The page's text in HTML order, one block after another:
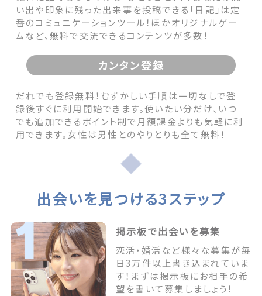
い出や印象に残った出来事を投稿できる「日記」は定
番のコミュニケーションツール！ほかオリジナルゲー
ムなど、無料で交流できるコンテンツが多数！
カンタン登録
だれでも登録無料！むずかしい手順は一切なしで登
録後すぐに利用開始できます。使いたい分だけ、いつ
でも追加できるポイント制で月額課金よりも気軽に利
用できます。女性は男性とのやりとりも全て無料！
出会いを見つける3ステップ
掲示板で出会いを募集
恋活・婚活など様々な募集が毎
日3万件以上書き込まれていま
す！まずは掲示板にお相手の希
望を書いて募集しましょう！